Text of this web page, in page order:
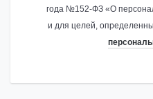
года №152-ФЗ «О
и для целей,